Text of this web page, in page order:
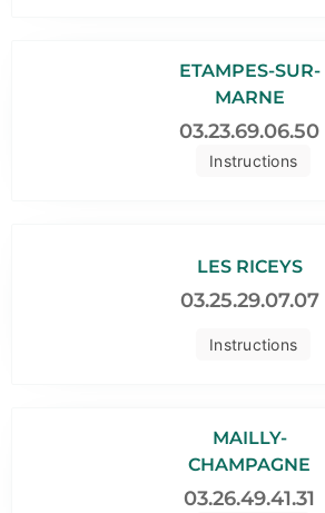
Instructions
ETAMPES-SUR-
MARNE
03.23.69.06.50
Instructions
LES RICEYS
03.25.29.07.07
MAILLY-
CHAMPAGNE
03.26.49.41.31